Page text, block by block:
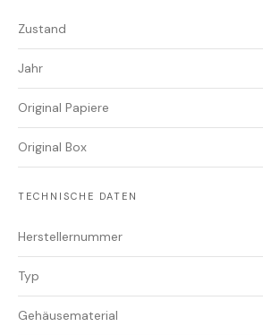
Zustand
Jahr
Original Papiere
Original Box
TECHNISCHE DATEN
Herstellernummer
Typ
Gehäusematerial